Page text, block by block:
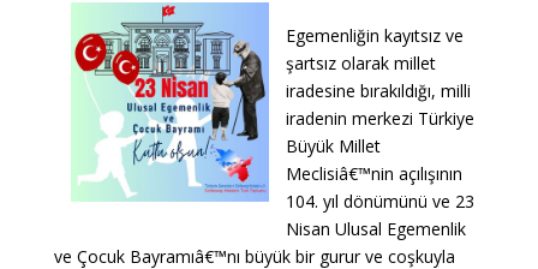
Egemenliğin kayıtsız ve
şartsız olarak millet
iradesine bırakıldığı, milli
iradenin merkezi Türkiye
Büyük Millet
Meclisiâ€™nin açılışının
104. yıl dönümünü ve 23
Nisan Ulusal Egemenlik
ve Çocuk Bayramıâ€™nı büyük bir gurur ve coşkuyla